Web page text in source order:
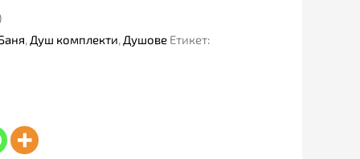
, Душ комплекти, Душове Етикет: